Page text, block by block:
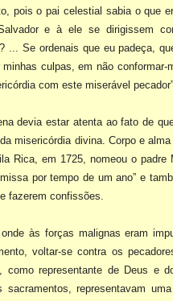
pois o paicelestial sabia o que
e à ele se dirigissem
... Se ordenais que eu padeça,
minhas culpas, em não conformar-
com este miserável
devia estar atenta ao fato de
misericórdia divina. Corpo e
Rica, em 1725, nomeou o padre
por tempo de um ano” e
fazerem confissões.
onde às forças malignas eram
voltar-se contra os
como representante de Deus e
sacramentos,representavam